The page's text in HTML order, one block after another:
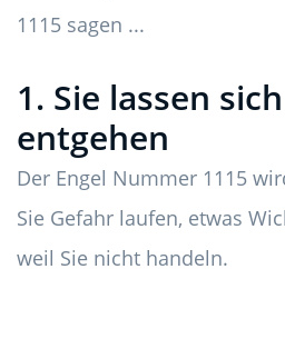
1115 sagen ...
1. Sie lassen
entgehen
Der Engel Nummer 1115
Sie Gefahr laufen, etwas
weil Sie nicht handeln.